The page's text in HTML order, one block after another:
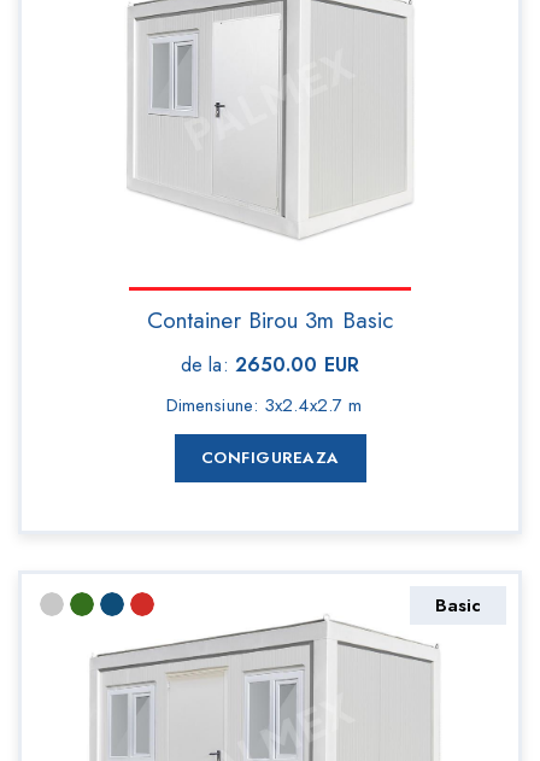
Container Birou 3m Basic
de la: 2650.00 EUR
Dimensiune: 3x2.4x2.7 m
CONFIGUREAZA
Basic